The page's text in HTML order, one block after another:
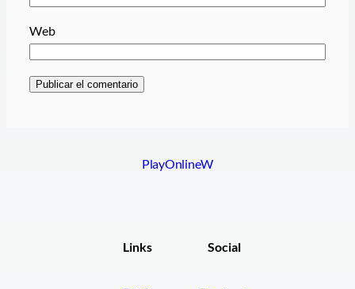
Web
PlayOnlineW
Links Social